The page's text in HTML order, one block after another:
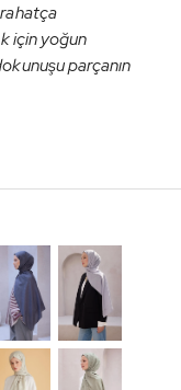
için yoğun
parçanın